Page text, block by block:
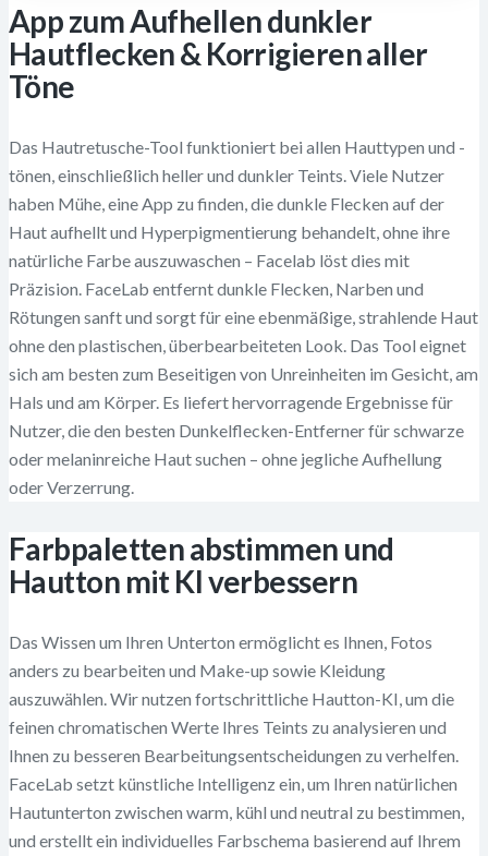
App zum Aufhellen dunkler
Hautflecken & Korrigieren aller
Töne
Das Hautretusche-Tool funktioniert bei allen Hauttypen und -
tönen, einschließlich heller und dunkler Teints. Viele Nutzer
haben Mühe, eine App zu finden, die dunkle Flecken auf der
Haut aufhellt und Hyperpigmentierung behandelt, ohne ihre
natürliche Farbe auszuwaschen – Facelab löst dies mit
Präzision. FaceLab entfernt dunkle Flecken, Narben und
Rötungen sanft und sorgt für eine ebenmäßige, strahlende Haut
ohne den plastischen, überbearbeiteten Look. Das Tool eignet
sich am besten zum Beseitigen von Unreinheiten im Gesicht, am
Hals und am Körper. Es liefert hervorragende Ergebnisse für
Nutzer, die den besten Dunkelflecken-Entferner für schwarze
oder melaninreiche Haut suchen – ohne jegliche Aufhellung
oder Verzerrung.
Farbpaletten abstimmen und
Hautton mit KI verbessern
Das Wissen um Ihren Unterton ermöglicht es Ihnen, Fotos
anders zu bearbeiten und Make-up sowie Kleidung
auszuwählen. Wir nutzen fortschrittliche Hautton-KI, um die
feinen chromatischen Werte Ihres Teints zu analysieren und
Ihnen zu besseren Bearbeitungsentscheidungen zu verhelfen.
FaceLab setzt künstliche Intelligenz ein, um Ihren natürlichen
Hautunterton zwischen warm, kühl und neutral zu bestimmen,
und erstellt ein individuelles Farbschema basierend auf Ihrem